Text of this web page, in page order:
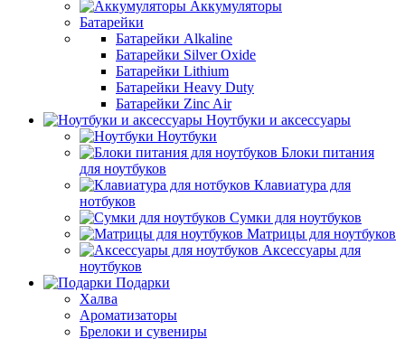
Аккумуляторы
Батарейки
Батарейки Alkaline
Батарейки Silver Oxide
Батарейки Lithium
Батарейки Heavy Duty
Батарейки Zinc Air
Ноутбуки и аксессуары
Ноутбуки
Блоки питания
для ноутбуков
Клавиатура для
нотбуков
Сумки для ноутбуков
Матрицы для ноутбуков
Аксессуары для
ноутбуков
Подарки
Халва
Ароматизаторы
Брелоки и сувениры